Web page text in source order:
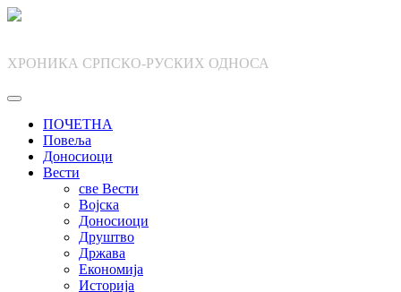
Skip
ХРОНИКА СРПСКО-РУСКИХ ОДНОСА
ПОЧЕТНА
Повеља
Доносиоци
Вести
све Вести
Војска
Доносиоци
Друштво
Држава
Економија
Историја